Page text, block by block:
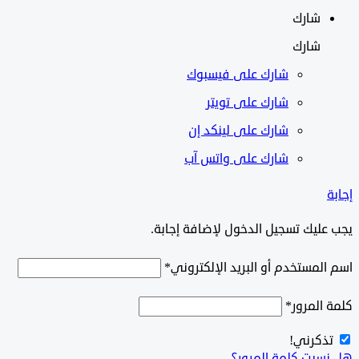
شارك
شارك على فيسبوك
شارك على تويتر
شارك على لينكد إن
شارك على واتس آب
تسجيل الدخول لإضافة إجابة.
أو البريد الإلكتروني*
*